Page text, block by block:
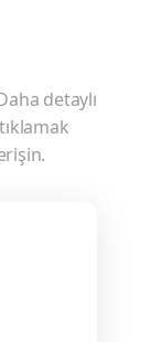
detaylı